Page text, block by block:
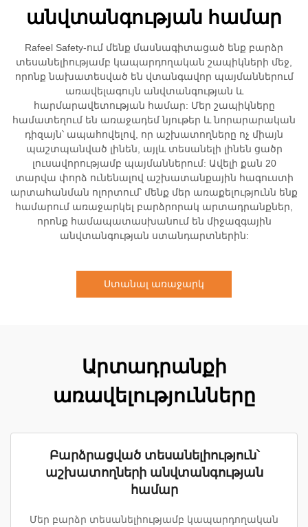
անվտանգության համար
Rafeel Safety-ում մենք մասնագիտացած ենք բարձր
տեսանելիությամբ կապարդողական շապիկների մեջ,
որոնք նախատեսված են վտանգավոր պայմաններում
առավելագույն անվտանգության և
հարմարավետության համար: Մեր շապիկները
համատեղում են առաջադեմ նյութեր և նորարարական
դիզայն՝ ապահովելով, որ աշխատողները ոչ միայն
պաշտպանված լինեն, այլև տեսանելի լինեն ցածր
լուսավորությամբ պայմաններում: Ավելի քան 20
տարվա փորձ ունենալով աշխատանքային հագուստի
արտահանման ոլորտում՝ մենք մեր առաքելությունն ենք
համարում առաջարկել բարձրորակ արտադրանքներ,
որոնք համապատասխանում են միջազգային
անվտանգության ստանդարտներին:
Ստանալ առաջարկ
Արտադրանքի
առավելությունները
Բարձրացված տեսանելիություն՝
աշխատողների անվտանգության
համար
Մեր բարձր տեսանելիությամբ կապարդողական